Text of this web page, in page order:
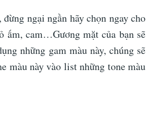
ngại ngần hãy chọn ngay cho
ấm, cam…Gương mặt của bạn sẽ
những gam màu này, chúng sẽ
màu này vào list những tone màu